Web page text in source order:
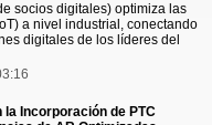
socios digitales) optimiza las
a nivel industrial, conectando
digitales de los líderes del
la Incorporación de PTC